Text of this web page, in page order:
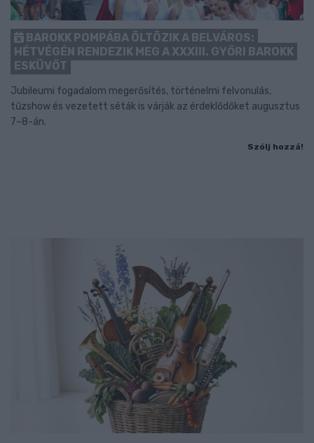
BAROKK POMPÁBA ÖLTÖZIK A BELVÁROS:
HÉTVÉGÉN RENDEZIK MEG A XXXIII. GYŐRI BAROKK
ESKÜVŐT
Jubileumi fogadalom megerősítés, történelmi felvonulás,
tűzshow és vezetett séták is várják az érdeklődőket augusztus
7–8-án.
Szólj hozzá!